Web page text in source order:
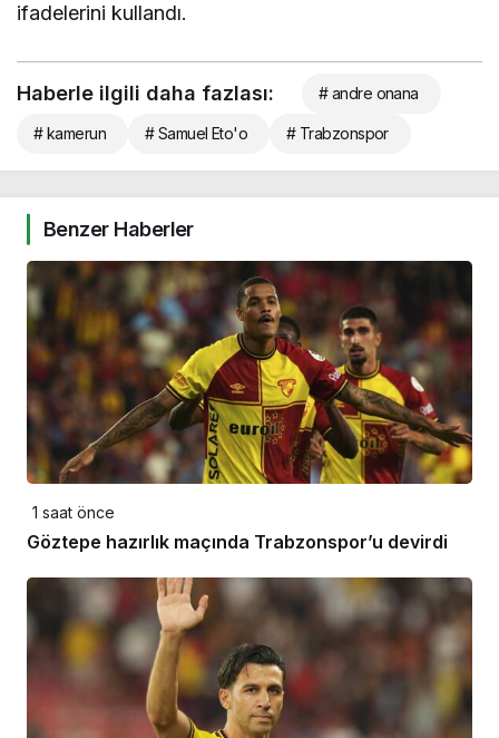
ifadelerini kullandı.
Haberle ilgili daha fazlası: # andre onana
# kamerun # Samuel Eto'o # Trabzonspor
Benzer Haberler
1 saat önce
Göztepe hazırlık maçında Trabzonspor’u devirdi